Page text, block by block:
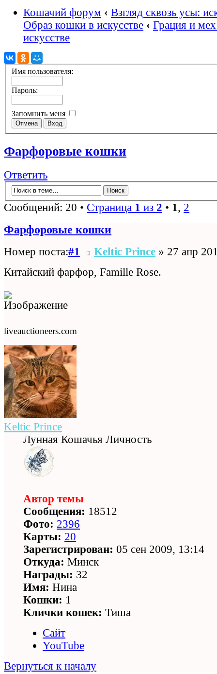
Кошачий форум ‹ Взгляд сквозь усы:
Образ кошки в искусстве ‹ Грация и
искусстве
Имя пользователя:
Пароль:
Запомнить меня
Фарфоровые кошки
Ответить
Сообщений: 20 • Страница 1 из 2 • 1, 2
Фарфоровые кошки
Номер поста:#1 Keltic Prince » 27 апр
Китайский фарфор, Famille Rose.
liveauctioneers.com
Keltic Prince
Лунная Кошачья Личность
Автор темы
Сообщения: 18512
Фото: 2396
Карты: 20
Зарегистрирован: 05 сен 2009, 13:14
Откуда: Минск
Награды: 32
Имя: Нина
Кошки: 1
Клички кошек: Тиша
Сайт
YouTube
Вернуться к началу